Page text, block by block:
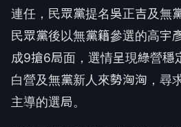
連任，民眾黨提名吳正吉及無
民眾黨後以無黨籍參選的高宇
成9搶6局面，選情呈現綠營穩
白營及無黨新人來勢洶洶，尋
主導的選局。